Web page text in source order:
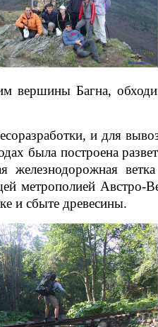
вершины Багна,
и для
была построена
железнодорожная
метрополией Австро-
и сбыте древесины.